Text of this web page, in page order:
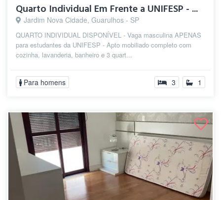
Quarto Individual Em Frente a UNIFESP - ...
Jardim Nova Cidade, Guarulhos - SP
QUARTO INDIVIDUAL DISPONÍVEL - Vaga masculina APENAS
para estudantes da UNIFESP - Apto mobiliado completo com
cozinha, lavanderia, banheiro e 3 quart...
Para homens 3 1